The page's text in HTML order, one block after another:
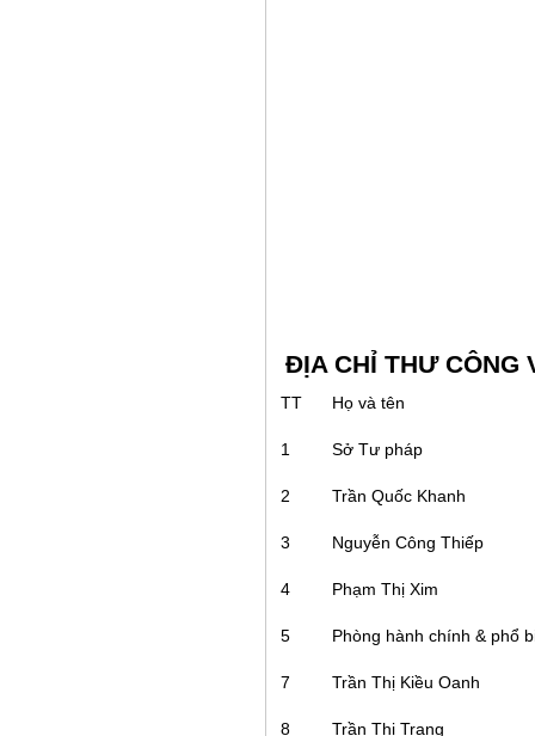
ĐỊA CHỈ THƯ CÔNG
TT Họ và tên
1 Sở Tư pháp
2 Trần Quốc Khanh
3 Nguyễn Công Thiếp
4 Phạm Thị Xim
5 Phòng hành chính & phổ
7 Trần Thị Kiều Oanh
8 Trần Thị Trang